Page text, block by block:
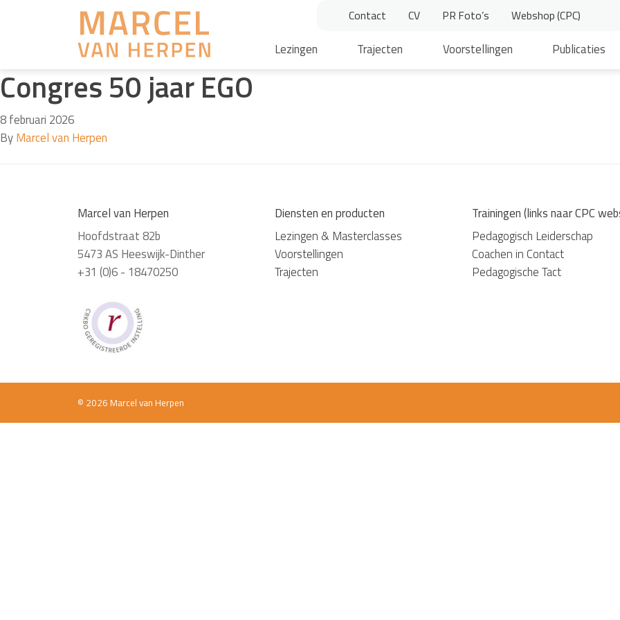
Contact CV PR Foto’s Webshop (CPC)
Lezingen Trajecten Voorstellingen Publicaties
Congres 50 jaar EGO
8 februari 2026
ByMarcel van Herpen
Marcel van Herpen
Hoofdstraat 82b
5473 AS Heeswijk-Dinther
+31 (0)6 - 18470250
Diensten en producten
Lezingen & Masterclasses
Voorstellingen
Trajecten
Trainingen (links naar CPC
Pedagogisch Leiderschap
Coachen in Contact
Pedagogische Tact
© 2026 Marcel van Herpen